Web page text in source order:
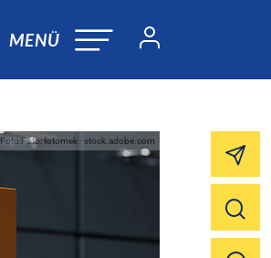
MENÜ
Foto:Foto: fotomek - stock.adobe.com